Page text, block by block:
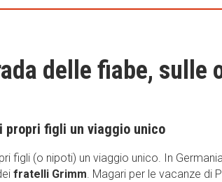
delle fiabe, sulle
propri figli un viaggio unico
figli (o nipoti) un viaggio unico. In
fratelli Grimm. Magari per le vacanze di